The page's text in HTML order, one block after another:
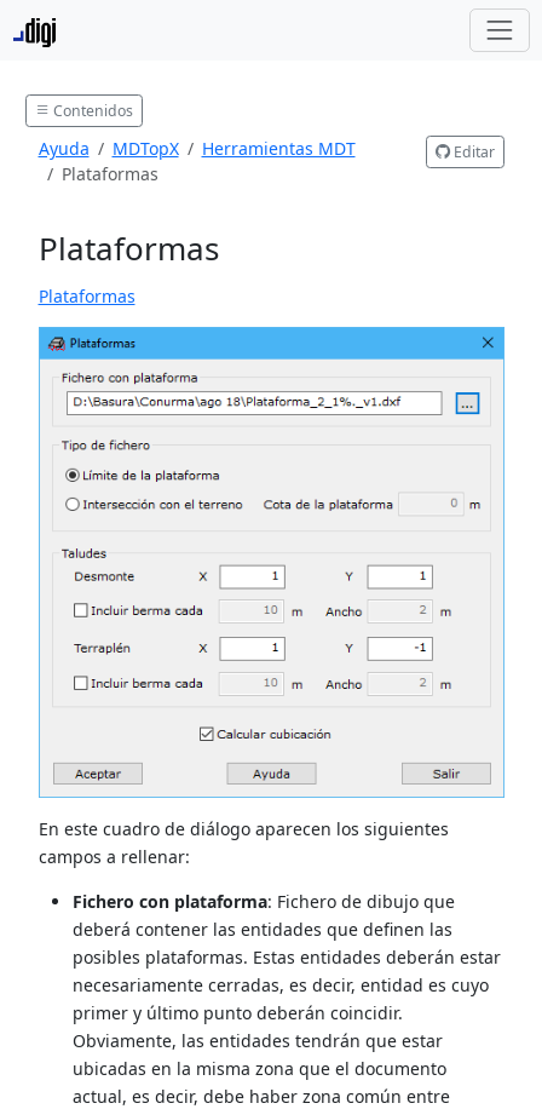
Contenidos
Ayuda MDTopX
Herramientas MDT
Plataformas
Editar
Plataformas
Plataformas
En este cuadro de diálogo aparecen los siguientes
campos a rellenar:
Fichero con plataforma: Fichero de dibujo que
deberá contener las entidades que definen las
posibles plataformas. Estas entidades deberán estar
necesariamente cerradas, es decir, entidad es cuyo
primer y último punto deberán coincidir.
Obviamente, las entidades tendrán que estar
ubicadas en la misma zona que el documento
actual, es decir, debe haber zona común entre